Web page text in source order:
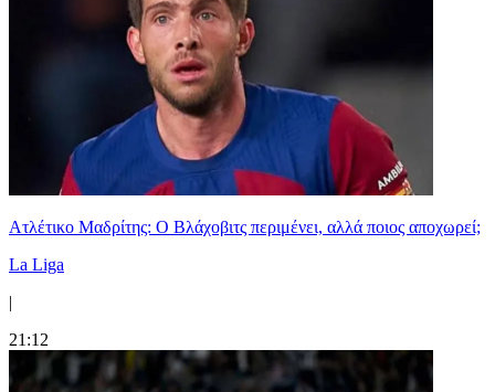
Ατλέτικο Μαδρίτης: Ο Βλάχοβιτς περιμένει, αλλά ποιος αποχωρεί;
La Liga
|
21:12